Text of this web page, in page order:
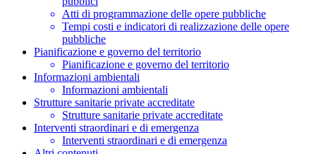
Atti di programmazione delle opere pubbliche
Tempi costi e indicatori di realizzazione delle opere
pubbliche
Pianificazione e governo del territorio
Pianificazione e governo del territorio
Informazioni ambientali
Informazioni ambientali
Strutture sanitarie private accreditate
Strutture sanitarie private accreditate
Interventi straordinari e di emergenza
Interventi straordinari e di emergenza